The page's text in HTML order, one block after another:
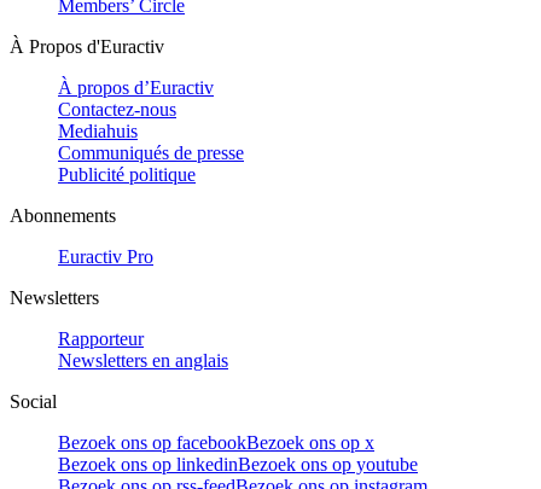
Members’ Circle
À Propos d'Euractiv
À propos d’Euractiv
Contactez-nous
Mediahuis
Communiqués de presse
Publicité politique
Abonnements
Euractiv Pro
Newsletters
Rapporteur
Newsletters en anglais
Social
Bezoek ons op facebookBezoek ons op x
Bezoek ons op linkedinBezoek ons op youtube